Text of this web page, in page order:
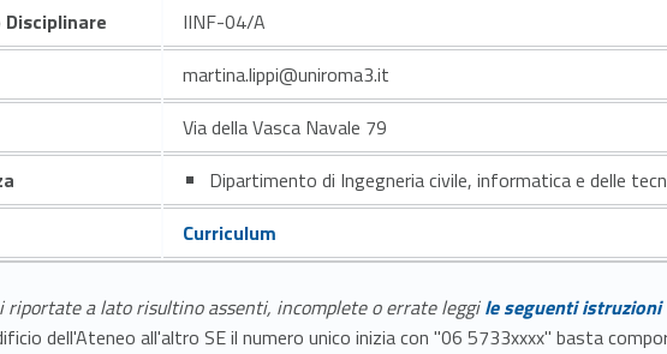
IINF-04/A
martina.lippi@uniroma3.it
Via della Vasca Navale 79
Dipartimento di Ingegneria civile, informatica e delle
Curriculum
riportate a lato risultino assenti, incomplete o errate leggile seguenti istruzioni
dell'Ateneo all'altro SE il numero unico inizia con "06 5733xxxx" basta